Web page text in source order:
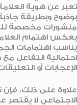
تعبر عن هوية
بوضوح وبطريقة
منشورات مخصصة
يعكس اهتمام
يناسب اهتمامات
احتمالية التفاعل
الإعجابات أو
علاوة على ذلك، فإن
الاجتماعي لا يقتصر